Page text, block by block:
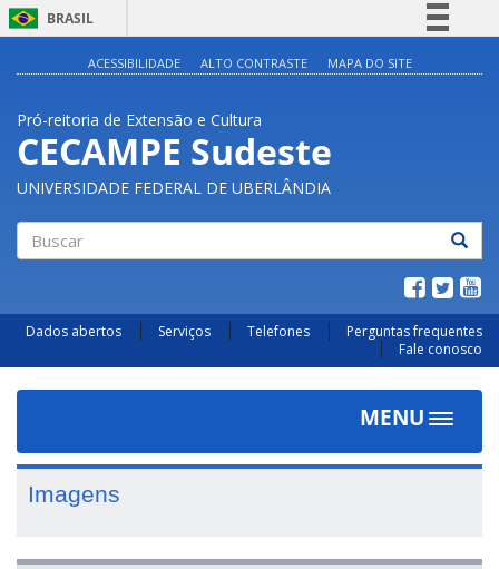
BRASIL
Acesso à informação
Legislação
Canais
ACESSIBILIDADE ALTO CONTRASTE MAPA DO SITE
Pró-reitoria de Extensão e Cultura
CECAMPE Sudeste
UNIVERSIDADE FEDERAL DE UBERLÂNDIA
Dados abertos Serviços Telefones
Perguntas frequentes
Fale conosco
MENU
Toggle
Imagens